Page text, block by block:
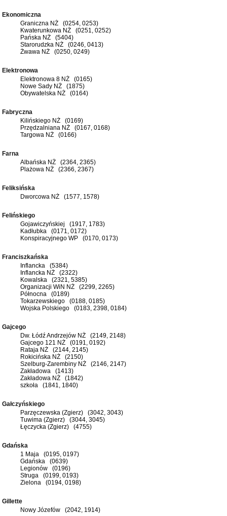
Ekonomiczna
Graniczna NŻ (0254, 0253)
Kwaterunkowa NŻ (0251, 0252)
Pańska NŻ (5404)
Starorudzka NŻ (0246, 0413)
Żwawa NŻ (0250, 0249)
Elektronowa
Elektronowa 8 NŻ (0165)
Nowe Sady NŻ (1875)
Obywatelska NŻ (0164)
Fabryczna
Kilińskiego NŻ (0169)
Przędzalniana NŻ (0167, 0168)
Targowa NŻ (0166)
Farna
Albańska NŻ (2364, 2365)
Plażowa NŻ (2366, 2367)
Feliksińska
Dworcowa NŻ (1577, 1578)
Felińskiego
Gojawiczyńskiej (1917, 1783)
Kadłubka (0171, 0172)
Konspiracyjnego WP (0170, 0173)
Franciszkańska
Inflancka (5384)
Inflancka NŻ (2322)
Kowalska (2321, 5385)
Organizacji WiN NŻ (2299, 2265)
Północna (0189)
Tokarzewskiego (0188, 0185)
Wojska Polskiego (0183, 2398, 0184)
Gajcego
Dw. Łódź Andrzejów NŻ (2149, 2148)
Gajcego 121 NŻ (0191, 0192)
Rataja NŻ (2144, 2145)
Rokicińska NŻ (2150)
Szelburg-Zarembiny NŻ (2146, 2147)
Zakładowa (1413)
Zakładowa NŻ (1842)
szkoła (1841, 1840)
Gałczyńskiego
Parzęczewska (Zgierz) (3042, 3043)
Tuwima (Zgierz) (3044, 3045)
Łęczycka (Zgierz) (4755)
Gdańska
1 Maja (0195, 0197)
Gdańska (0639)
Legionów (0196)
Struga (0199, 0193)
Zielona (0194, 0198)
Gillette
Nowy Józefów (2042, 1914)